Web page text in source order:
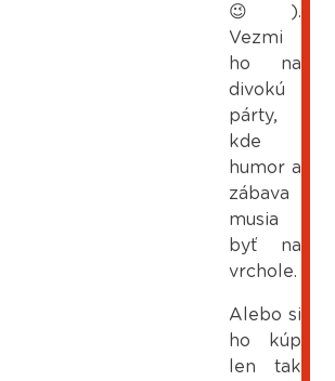
😉).
Vezmi
ho na
divokú
párty,
kde
humor a
zábava
musia
byť na
vrchole.
Alebo si
ho kúp
len tak